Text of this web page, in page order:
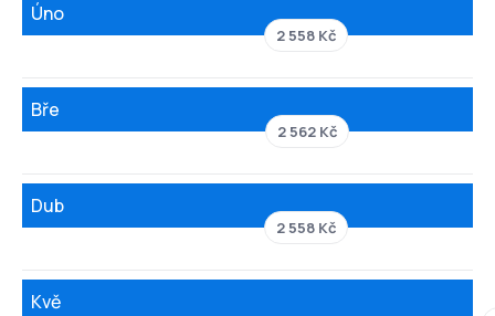
Úno
2 558 Kč
Bře
2 562 Kč
Dub
2 558 Kč
Kvě